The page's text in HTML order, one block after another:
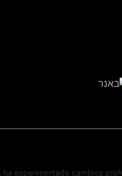
experimentado cambios